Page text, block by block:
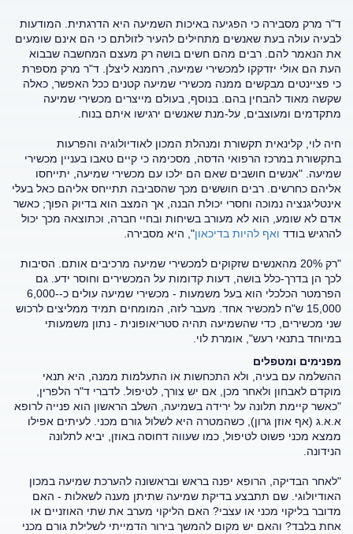
ד"ר מרק מסבירה כי הפגיעה באיכות השמיעה היא הדרגתית. המודעות
לבעיה עולה בעת שאנשים מתחילים להעיר לזולתם כי הם אינם שומעים
את הנאמר להם. רבים מהם חשים בושה רק מעצם המחשבה שבבוא
העת הם אולי יזדקקו למכשירי שמיעה, רחמנא ליצלן. ד"ר מרק מספרת
כי פציינטים מבקשים ממנה מכשירי שמיעה קטנים ככל האפשר, כאלה
שקשה מאוד להבחין בהם. בנוסף, בעולם מייצרים מכשירי שמיעה
מתקדמים ומעוצבים, על-מנת שאנשים ירגישו איתם בנוח.
חיה לוי, קלינאית תקשורת ומנהלת המכון לאודיולוגיה והפרעות
בתקשורת במרכז הרפואי הדסה, מסכימה כי קיים טאבו בעניין מכשירי
שמיעה. "אנשים חושבים שאם הם ילכו עם מכשירי שמיעה, יתייחסו
אליהם כחרשים. רבים חוששים מכך שהסביבה תתייחס אליהם כאל בעלי
אינטליגנציה נמוכה וחסרי יכולת הבנה, אך המצב הוא בדיוק הפוך; כאשר
אדם לא שומע, הוא לא מעורב בשיחות ובחיי חברה, וכתוצאה מכך יכול
להרגיש בודד ואף להיות בדיכאון", היא מסבירה.
"רק 20% מהאנשים שזקוקים למכשירי שמיעה מרכיבים אותם. הסיבות
לכך הן בדרך-כלל בושה, דעות קדומות על המכשירים וחוסר ידע. גם
הפרמטר הכלכלי הוא בעל משמעות - מכשירי שמיעה עולים כ-6,000-
15,000 ש"ח למכשיר אחד. מעבר לזה, המומחים תמיד ממליצים לרכוש
שני מכשירים, כדי שהשמיעה תהיה סטריאופונית - נתון משמעותי
במיוחד בתנאי רעש", אומרת לוי.
מפנימים ומטפלים
ההשלמה עם בעיה, ולא התכחשות או התעלמות ממנה, היא תנאי
מוקדם לאבחון ולאחר מכן, אם יש צורך, לטיפול. לדברי ד"ר הלפרין,
"כאשר קיימת תלונה על ירידה בשמיעה, השלב הראשון הוא פנייה לרופא
א.א.ג (אף אוזן גרון), כשהמטרה היא לשלול גורם מכני. לעיתים אפילו
ממצא מכני פשוט לטיפול, כמו שעווה דחוסה באוזן, יביא לתלונה
הנידונה.
"לאחר הבדיקה, הרופא יפנה בראש ובראשונה להערכת שמיעה במכון
האודיולוגי. שם תתבצע בדיקת שמיעה שתיתן מענה לשאלות - האם
מדובר בליקוי מכני או עצבי? האם הליקוי מערב את שתי האוזניים או
אחת בלבד? והאם יש מקום להמשך בירור הדמייתי לשלילת גורם מכני